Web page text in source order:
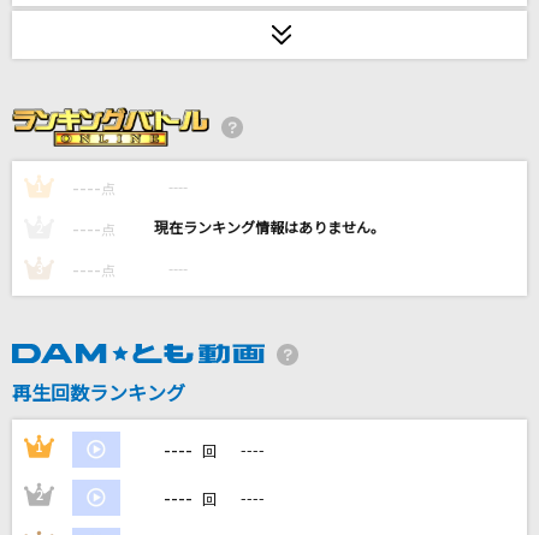
[生音]メロディー
[生音]ピースサイン
米津玄師
結束バンド
JITTERIN' JINN
[良音]COLORS
FLOW
また帰ってきたケロッ！とマーチ
1 ---- 点 ----
---- 点 ----
3 ---- 点 ----
再生回数ランキング
1 ---- 回 ----
2 ---- 回 ----